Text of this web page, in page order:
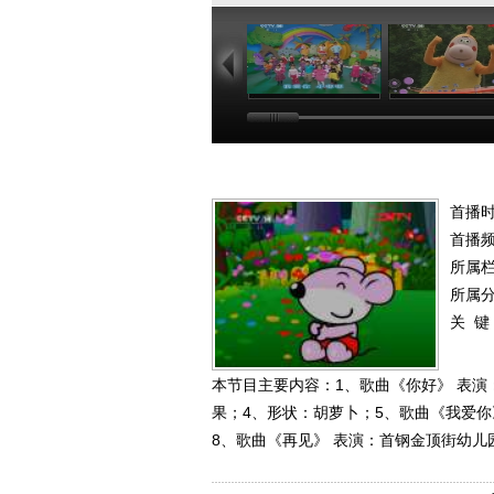
01:02
首播
首播
所属
所属
关 键
本节目主要内容：1、歌曲《你好》 表
果；4、形状：胡萝卜；5、歌曲《我爱
8、歌曲《再见》 表演：首钢金顶街幼儿